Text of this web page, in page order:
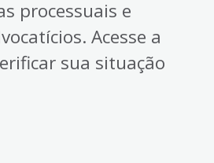
processuais e
Acesse a
sua situação